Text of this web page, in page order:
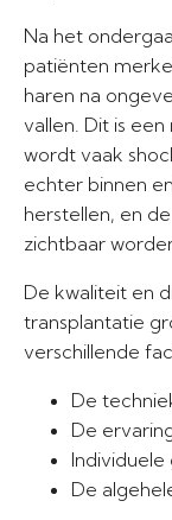
Na het
patiënten
haren na
vallen. Dit is
wordt vaak
echter binnen
herstellen, en
zichtbaar
De kwaliteit en
transplantatie
verschillende
De
De
De